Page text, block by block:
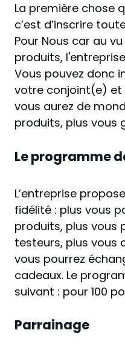
La première chose
c’est d’inscrire
Pour Nous car au
produits,
Vous pouvez donc
votre conjoint(e) et
vous aurez de
produits, plus vous
Le programme
L’entreprise
fidélité : plus vous
produits, plus vous
testeurs, plus vous
vous pourrez
cadeaux. Le
suivant : pour 100
Parrainage